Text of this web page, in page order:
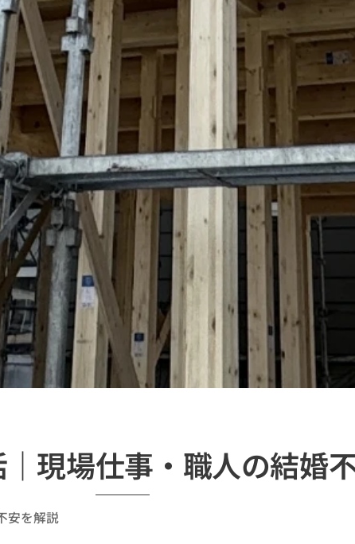
現場仕事・職人の結婚
安を解説